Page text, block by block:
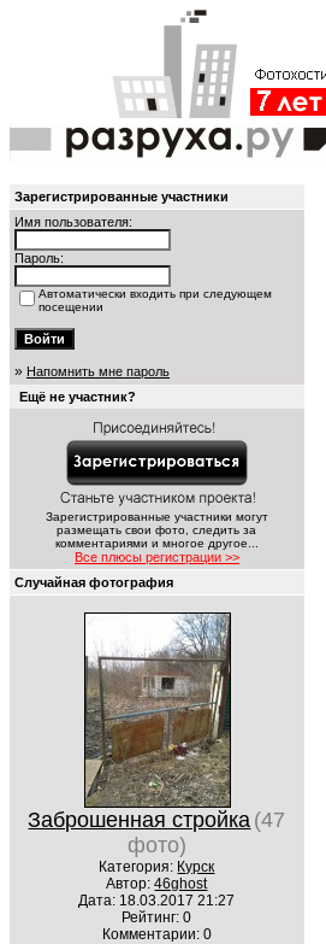
Зарегистрированные участники
Имя пользователя:
Пароль:
Автоматически входить при следующем
посещении
» Напомнить мне пароль
Ещё не участник?
Зарегистрированные участники могут
размещать свои фото, следить за
комментариями и многое другое...
Все плюсы регистрации >>
Случайная фотография
Заброшенная стройка (47
фото)
Категория: Курск
Автор:46ghost
Дата: 18.03.2017 21:27
Рейтинг: 0
Комментарии: 0